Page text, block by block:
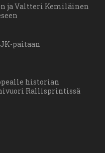
ja Valtteri Kemiläinen
paitaan
historian
Rallisprintissä